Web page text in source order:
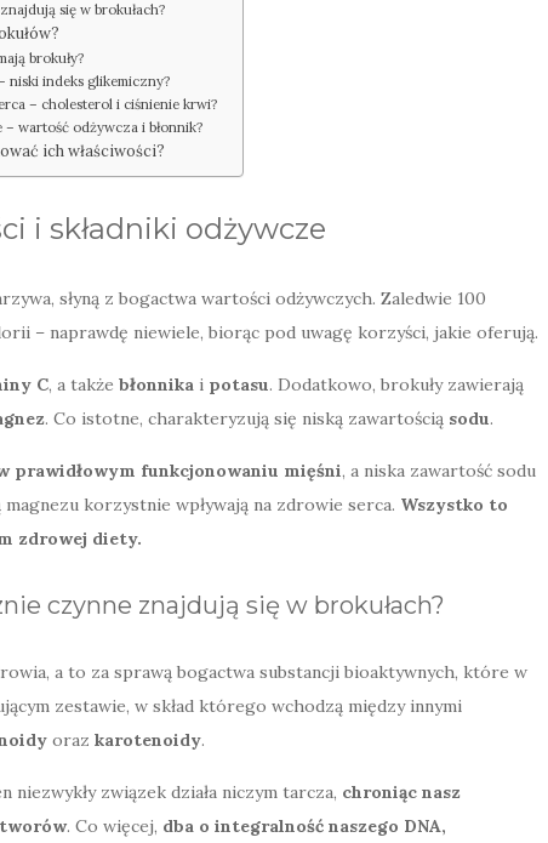
się w brokułach?
brokuły?
niski indeks glikemiczny?
– cholesterol i ciśnienie krwi?
– wartość odżywcza i błonnik?
ich właściwości?
i składniki odżywcze
słyną z bogactwa wartości odżywczych. Zaledwie 100
– naprawdę niewiele, biorąc pod uwagę korzyści, jakie oferują.
C, a także błonnika i potasu. Dodatkowo, brokuły zawierają
. Co istotne, charakteryzują się niską zawartością sodu.
prawidłowym funkcjonowaniu mięśni, a niska zawartość sodu
korzystnie wpływają na zdrowie serca. Wszystko to
zdrowej diety.
czynne znajdują się w brokułach?
a to za sprawą bogactwa substancji bioaktywnych, które w
zestawie, w skład którego wchodzą między innymi
oraz karotenoidy.
niezwykły związek działa niczym tarcza, chroniąc nasz
. Co więcej, dba o integralność naszego DNA,